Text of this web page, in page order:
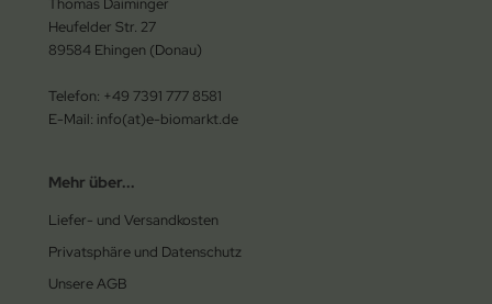
Heufelder Str. 27
89584 Ehingen (Donau)
Telefon: +49 7391 777 8581
E-Mail: info(at)e-biomarkt.de
Mehr über...
Liefer- und Versandkosten
Privatsphäre und Datenschutz
Unsere AGB